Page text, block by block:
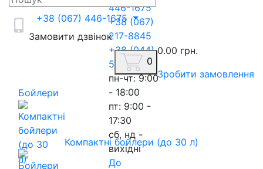
446-1675
+38 (067)
217-8845
+38 (044)
593-3020
пн-чт: 9:00
- 18:00
пт: 9:00 -
17:30
сб, нд -
вихідні
До
+38 (067) 446-1675
Замовити дзвінок
0
0.00 грн.
Зробити замовлення
Бойлери
Компактні бойлери (до 30 л)